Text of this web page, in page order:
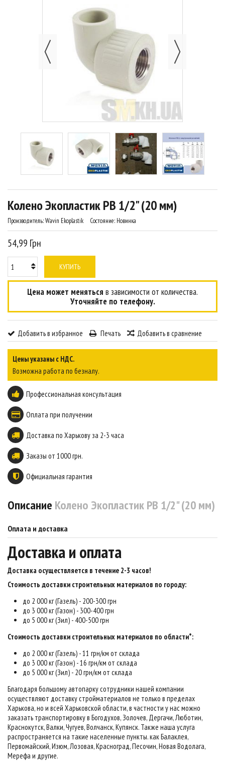
Колено Экопластик PB 1/2" (20 мм)
Производитель:Wavin Ekoplastik Состояние: Новинка
54,99 Грн
КУПИТЬ
Цена может меняться в зависимости от количества.
Уточняйте по телефону.
Добавить в избранное Печать Добавить в сравнение
Цены указаны с НДС.
Возможна работа по безналу.
Профессиональная консультация
Оплата при получении
Доставка по Харькову за 2-3 часа
Заказы от 1000 грн.
Официальная гарантия
Описание Колено Экопластик PB 1/2" (20 мм)
Оплата и доставка
Доставка и оплата
Доставка осуществляется в течение 2-3 часов!
Стоимость доставки строительных материалов по городу:
до 2 000 кг (Газель) - 200-300 грн
до 3 000 кг (Газон) - 300-400 грн
до 5 000 кг (Зил) - 400-500 грн
Стоимость доставки строительных материалов по области*:
до 2 000 кг (Газель) - 11 грн/км от склада
до 3 000 кг (Газон) - 16 грн/км от склада
до 5 000 кг (Зил) - 20 грн/км от склада
Благодаря большому автопарку сотрудники нашей компании
осуществляют доставку стройматериалов не только в пределах
Харькова, но и всей Харьковской области, в частности у нас можно
заказать транспортировку в Богодухов, Золочев, Дергачи, Люботин,
Краснокутск, Валки, Чугуев, Волчанск, Купянск. Также наша услуга
распространяется на такие населенные пункты. как Балаклея,
Первомайский, Изюм, Лозовая, Красноград, Песочин, Новая Водолага,
Мерефа и другие.